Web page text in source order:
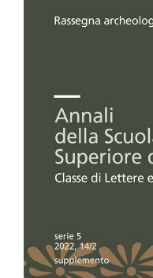
dell'articolo